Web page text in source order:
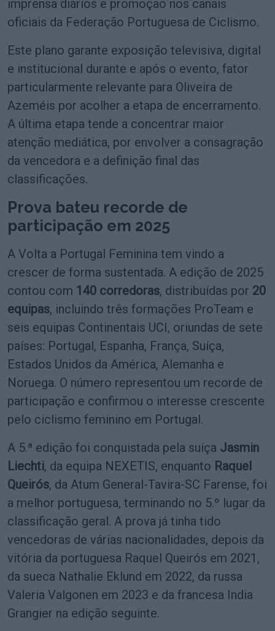
imprensa diários e promoção nos canais
oficiais da Federação Portuguesa de Ciclismo.
Este plano garante exposição televisiva, digital
e institucional durante e após o evento, fator
particularmente relevante para Oliveira de
Azeméis por acolher a etapa de encerramento.
A última etapa tende a concentrar maior
atenção mediática, por envolver a consagração
da vencedora e a definição final das
classificações.
Prova bateu recorde de
participação em 2025
A Volta a Portugal Feminina tem vindo a
crescer de forma sustentada. A edição de 2025
contou com 140 corredoras, distribuídas por 20
equipas, incluindo três formações ProTeam e
seis equipas Continentais UCI, oriundas de sete
países: Portugal, Espanha, França, Suíça,
Estados Unidos da América, Alemanha e
Noruega. O número representou um recorde de
participação e confirmou o interesse crescente
pelo ciclismo feminino em Portugal.
A 5.ª edição foi conquistada pela suíça Jasmin
Liechti, da equipa NEXETIS, enquanto Raquel
Queirós, da Atum General-Tavira-SC Farense, foi
a melhor portuguesa, terminando no 5.º lugar da
classificação geral. A prova já tinha tido
vencedoras de várias nacionalidades, depois da
vitória da portuguesa Raquel Queirós em 2021,
da sueca Nathalie Eklund em 2022, da russa
Valeria Valgonen em 2023 e da francesa India
Grangier na edição seguinte.